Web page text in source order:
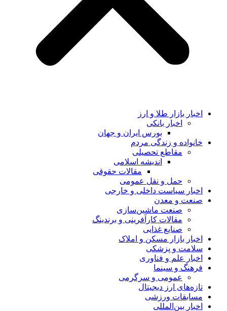
اخبار بازار طلا و ارز
اخبار بانکی
بورس ایران و جهان
خانواده و زندگی مردم
مقاطع تحصیلی
اندیشه اسلامی
مقالات حقوقی
حمل و نقل عمومی
اخبار سیاست داخلی و خارجی
صنعت و معدن
صنعت ماشین‌سازی
مقالات کارآفرینی و برندینگ
صنایع غذایی
اخبار بازار مسکن و املاک
سلامت و پزشکی
اخبار علم و فناوری
فرهنگ و سینما
عمومی و سرگرمی
تازه‌های ارز دیجیتال
مسابقات ورزشی
اخبار بین‌المللی